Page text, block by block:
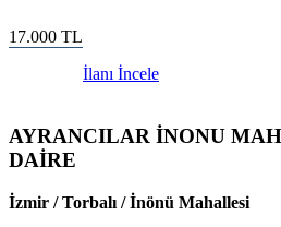
17.000 TL
İlanı İncele
AYRANCILAR İNONU
DAİRE
İzmir / Torbalı / İnönü Mahallesi